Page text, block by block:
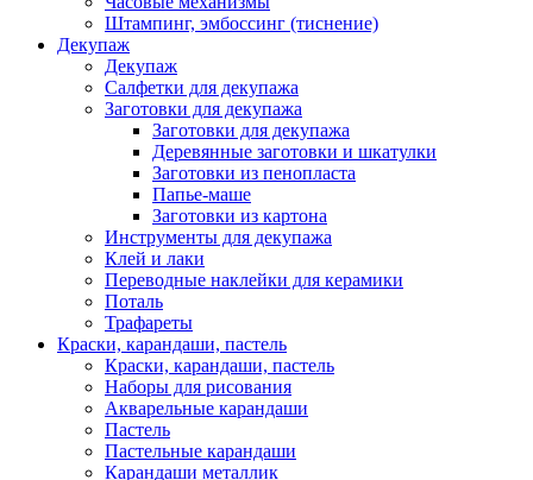
Штампинг, эмбоссинг (тиснение)
Декупаж
Декупаж
Салфетки для декупажа
Заготовки для декупажа
Заготовки для декупажа
Деревянные заготовки и шкатулки
Заготовки из пенопласта
Папье-маше
Заготовки из картона
Инструменты для декупажа
Клей и лаки
Переводные наклейки для керамики
Поталь
Трафареты
Краски, карандаши, пастель
Краски, карандаши, пастель
Наборы для рисования
Акварельные карандаши
Пастель
Пастельные карандаши
Карандаши металлик